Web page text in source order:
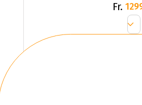
Fr.